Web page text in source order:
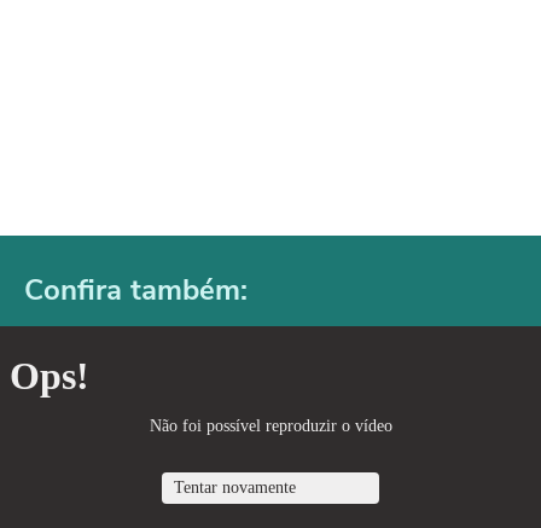
Confira também: